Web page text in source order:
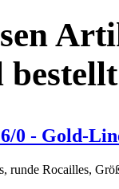
0 - Gold-
runde Rocailles,